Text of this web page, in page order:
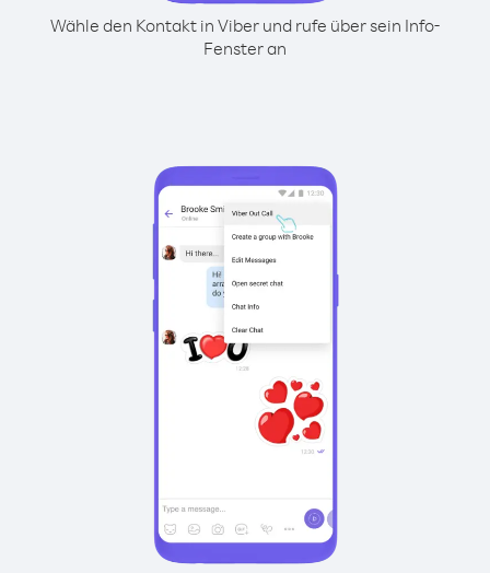
Wähle den Kontakt in Viber und rufe über sein Info-
Fenster an